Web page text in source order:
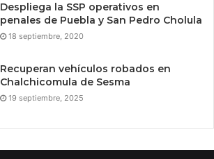
Despliega la SSP operativos en
penales de Puebla y San Pedro Cholula
18 septiembre, 2020
Recuperan vehículos robados en
Chalchicomula de Sesma
19 septiembre, 2025